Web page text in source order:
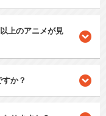
上のアニメが見
か？